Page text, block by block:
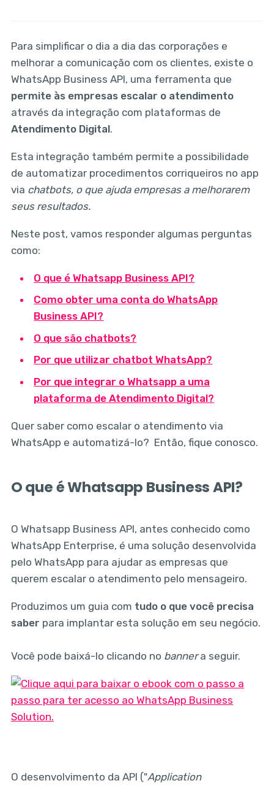
Para simplificar o dia a dia das corporações e
melhorar a comunicação com os clientes, existe o
WhatsApp Business API, uma ferramenta que
permite às empresas escalar o atendimento
através da integração com plataformas de
Atendimento Digital.
Esta integração também permite a possibilidade
de automatizar procedimentos corriqueiros no app
via chatbots, o que ajuda empresas a melhorarem
seus resultados.
Neste post, vamos responder algumas perguntas
como:
O que é Whatsapp Business API?
Como obter uma conta do WhatsApp
Business API?
O que são chatbots?
Por que utilizar chatbot WhatsApp?
Por que integrar o Whatsapp a uma
plataforma de Atendimento Digital?
Quer saber como escalar o atendimento via
WhatsApp e automatizá-lo? Então, fique conosco.
O que é Whatsapp Business API?
O Whatsapp Business API, antes conhecido como
WhatsApp Enterprise, é uma solução desenvolvida
pelo WhatsApp para ajudar as empresas que
querem escalar o atendimento pelo mensageiro.
Produzimos um guia com tudo o que você precisa
saber para implantar esta solução em seu negócio.
Você pode baixá-lo clicando no bannera seguir.
O desenvolvimento da API ("Application